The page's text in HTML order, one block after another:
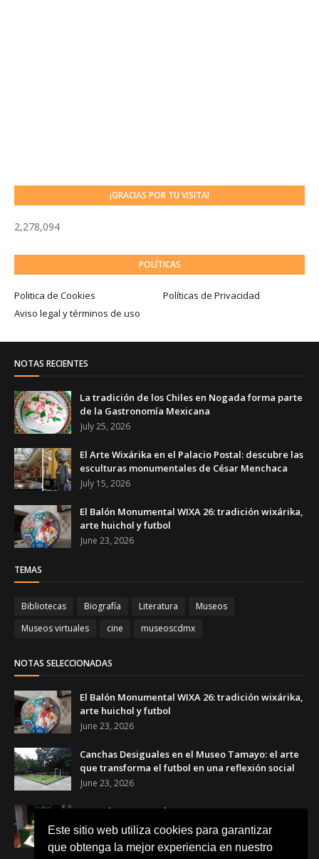
Este sitio web utiliza cookies para garantizar
que obtenga la mejor experiencia en nuestro
¡GRACIAS POR TU VISITA!
2,278,094
POLÍTICAS
Politica de Cookies
Políticas de Privacidad
Aviso legal y términos de uso
NOTAS RECIENTES
La tradición de los Chiles en Nogada forma parte
de la Gastronomía Mexicana
July 25, 2026
El Arte Wixárika en el Palacio Postal: descubre las
esculturas monumentales de César Menchaca
July 15, 2026
El Balón Monumental WIXA 26: tradición wixárika,
arte huichol y futbol
June 23, 2026
TEMAS
Bibliotecas Biografía Literatura
Museos
Museos virtuales
cine museoscdmx
NOTAS SELECCIONADAS
El Balón Monumental WIXA 26: tradición wixárika,
arte huichol y futbol
June 23, 2026
Canchas Desiguales en el Museo Tamayo: el arte
que transforma el futbol en una reflexión social
June 23, 2026
Copa de Arte Popular Banamex 2026: artesanas y
artesanos mexicanos celebran el futbol a través
del arte
June 17, 2026